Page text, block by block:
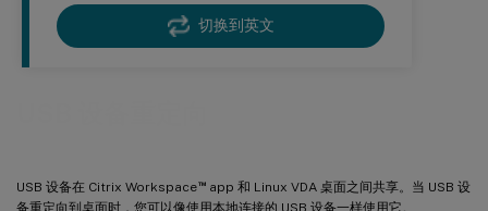
切换到英文
USB 设备在 Citrix Workspace™app 和 Linux VDA 桌面之间共享。当 USB 设
备重定向到桌面时，您可以像使用本地连接的 USB 设备一样使用它。
停止重定向 USB 磁盘时文件丢失
Citrix Workspace app 工具栏中没有设备